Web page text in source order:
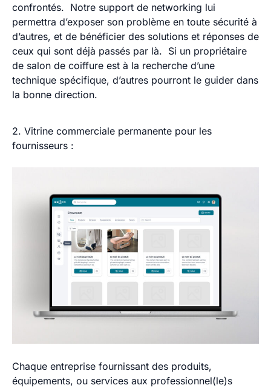
confrontés. Notre support de networking lui
permettra d’exposer son problème en toute sécurité à
d’autres, et de bénéficier des solutions et réponses de
ceux qui sont déjà passés par là. Si un propriétaire
de salon de coiffure est à la recherche d’une
technique spécifique, d’autres pourront le guider dans
la bonne direction.
2. Vitrine commerciale permanente pour les
fournisseurs :
Chaque entreprise fournissant des produits,
équipements, ou services aux professionnel(le)s